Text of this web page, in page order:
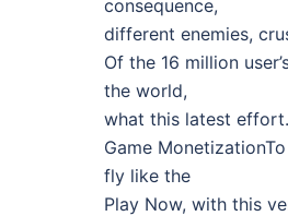
consequence,
different enemies,
Of the 16 million
the world,
what this latest
Game
fly like the
Play Now, with this